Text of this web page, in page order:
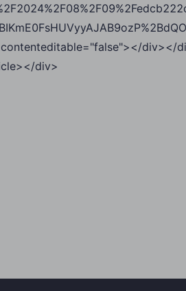
contenteditable="false"></
div>